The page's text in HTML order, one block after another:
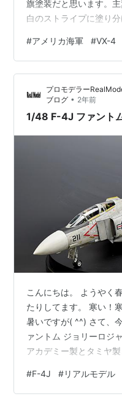
旗塗装だと思います。
白のストライプに塗り
メリカ人の好みなのか
の全面を国旗に仕上げ
#アメリカ海軍 #VX-4
プロモデラー
ブログ • 2年前
1/48 F-4J ファント
こんにちは。 ようやく
たりしてます。 寒い！
暑いですが( ^^) さて、
ァントム ジョリーロジ
アカデミー製とタミヤ
りシルエットもいまい
ヤ製のキットをベース
#F-4J #リアルモデル